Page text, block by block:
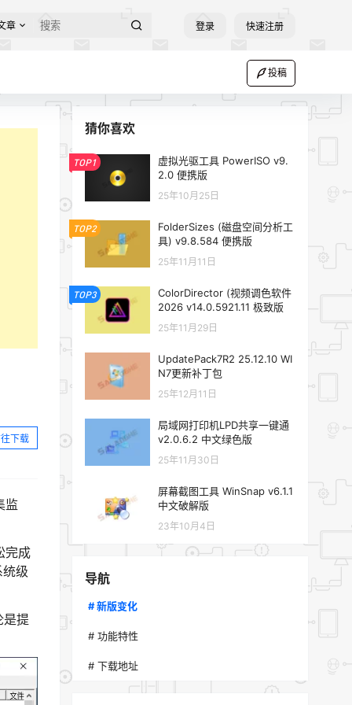
章 登录 快速注册
投稿
下载
监
完成
级
提
猜你喜欢
TOP1
虚拟光驱工具 PowerISO v9.
2.0 便携版
25年10月25日
TOP2
FolderSizes (磁盘空间分析工
具) v9.8.584 便携版
25年11月11日
TOP3
ColorDirector (视频调色软件
2026 v14.0.5921.11 极致版
25年11月29日
UpdatePack7R2 25.12.10 WI
N7更新补丁包
25年12月11日
局域网打印机LPD共享一键通
v2.0.6.2 中文绿色版
25年11月30日
屏幕截图工具 WinSnap v6.1.1
中文破解版
23年10月4日
导航
# 新版变化
# 功能特性
# 下载地址